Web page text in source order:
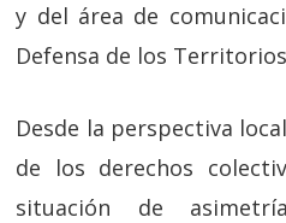
y del área de
Defensa de los
Desde la perspectiva
de los derechos
situación de